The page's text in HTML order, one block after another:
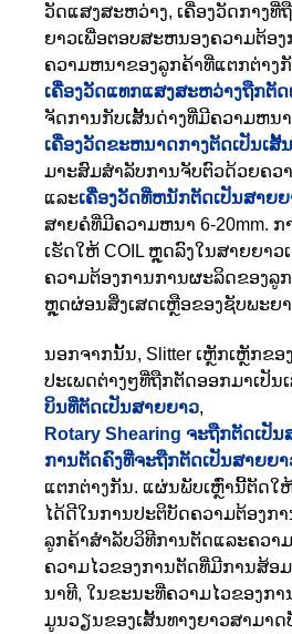
ວັດແສງສະຫວ່າງ, ເຄື່ອງວັດກາງທີ່
ຍາວເພື່ອຕອບສະຫນອງຄວາມຕ້ອ
ຄວາມຫນາຂອງລູກຄ້າທີ່ແຕກຕ່າງ
ເຄື່ອງວັດແທກແສງສະຫວ່າງຖືກຕັ
ຈັດການກັບເສັ້ນດ່າງທີ່ມີຄວາມຫນາ
ເຄື່ອງວັດຂະຫນາດກາງຕັດເປັນເສັ້
ມາະສົມສໍາລັບການຈັບຕົວດ້ວຍຄວາ
ແລະເຄື່ອງວັດທີ່ຫນັກຕັດເປັນສາຍຍ
ສາຍຄໍທີ່ມີຄວາມຫນາ 6-20mm. ກ
ເຮັດໃຫ້ COIL ຫຼຸດລົງໃນສາຍຍາວ
ຄວາມຕ້ອງການການຜະລິດຂອງລູ
ຫຼຸດຜ່ອນສິ່ງເສດເຫຼືອຂອງຊັບພະຍ
ນອກຈາກນັ້ນ, Slitter ເຫຼັກເຫຼັກຂ
ປະເພດຕ່າງໆທີ່ຖືກຕັດອອກມາເປັນ
ບິນທີ່ຕັດເປັນສາຍຍາວ,
Rotary Shearing ຈະຖືກຕັດເປັນ
ການຕັດຄົງທີ່ຈະຖືກຕັດເປັນສາຍຍາ
ແຕກຕ່າງກັນ. ແຜ່ນພັບເຫຼົ່ານີ້ຕັດໃ
ໄດ້ດີໃນການປະຕິບັດຄວາມຕ້ອງກ
ລູກຄ້າສໍາລັບວິທີການຕັດແລະຄວາ
ຄວາມໄວຂອງການຕັດທີ່ມີການສ້ອ
ນາທີ, ໃນຂະນະທີ່ຄວາມໄວຂອງກ
ມູນວຽນຂອງເສັ້ນທາງຍາວສາມາດ